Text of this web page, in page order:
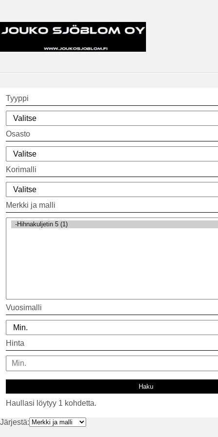
Tyyppi
Osasto
Korimalli
Merkki ja malli
Vuosimalli
Hinta
Haullasi löytyy 1 kohdetta.
Järjestä: